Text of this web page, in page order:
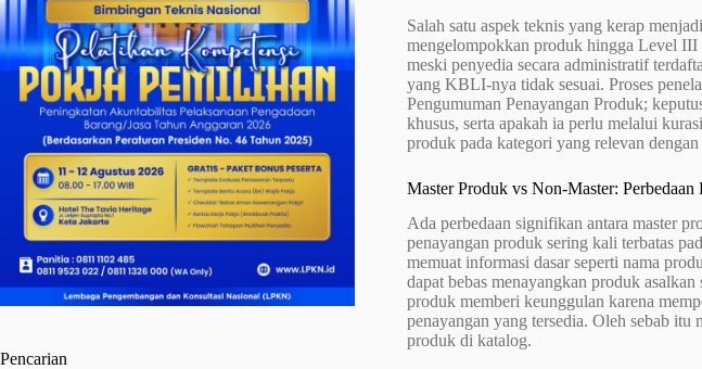
Salah satu aspek teknis yang kerap
mengelompokkan produk hingga Level
meski penyedia secara administratif
yang KBLI-nya tidak sesuai. Proses
Pengumuman Penayangan Produk;
khusus, serta apakah ia perlu melalui
produk pada kategori yang relevan
Master Produk vs Non-Master: Perbedaan
Ada perbedaan signifikan antara master
penayangan produk sering kali terbatas
memuat informasi dasar seperti nama
dapat bebas menayangkan produk
produk memberi keunggulan karena
penayangan yang tersedia. Oleh sebab
produk di katalog.
Pencarian